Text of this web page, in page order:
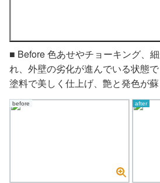
■ Before 色あせやチョーキング、
れ、外壁の劣化が進んでいる状態
塗料で美しく仕上げ、艶と発色が
グ補修も行い、雨漏りにも強い外
た。
before after